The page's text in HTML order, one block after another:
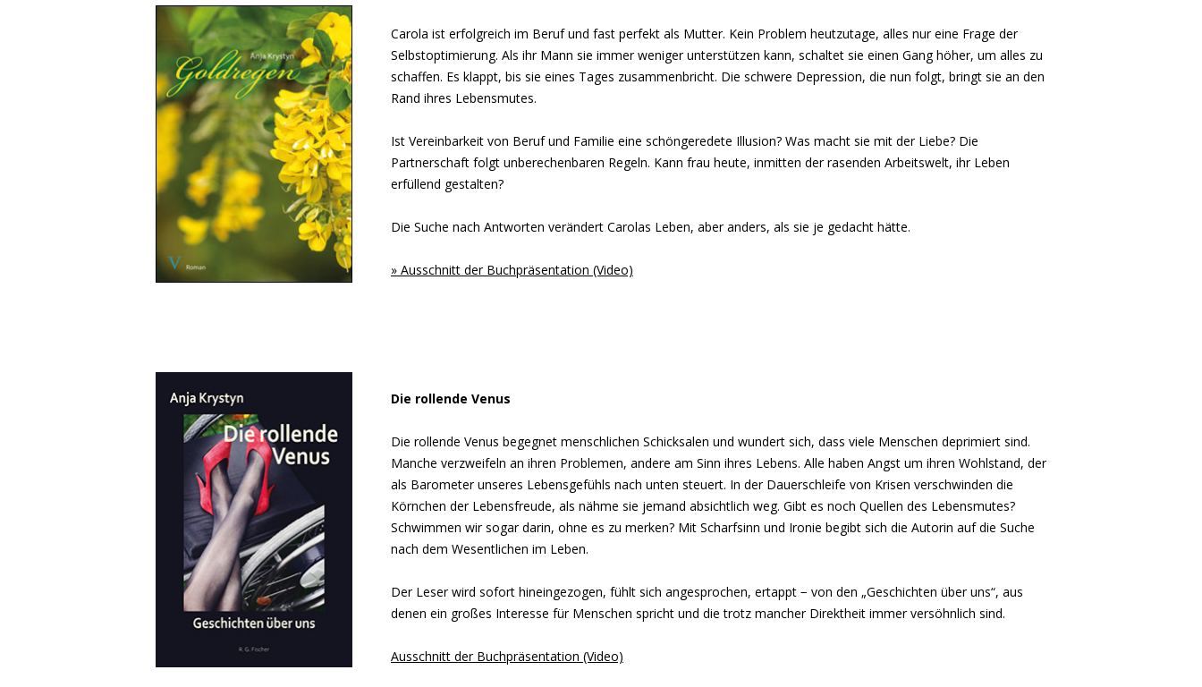
Carola ist erfolgreich im Beruf und fast perfekt als Mutter. Kein Problem heutzutage, alles nur eine Frage der
Selbstoptimierung. Als ihr Mann sie immer weniger unterstützen kann, schaltet sie einen Gang höher, um alles zu
schaffen. Es klappt, bis sie eines Tages zusammenbricht. Die schwere Depression, die nun folgt, bringt sie an den
Rand ihres Lebensmutes.
Ist Vereinbarkeit von Beruf und Familie eine schöngeredete Illusion? Was macht sie mit der Liebe? Die
Partnerschaft folgt unberechenbaren Regeln. Kann frau heute, inmitten der rasenden Arbeitswelt, ihr Leben
erfüllend gestalten?
Die Suche nach Antworten verändert Carolas Leben, aber anders, als sie je gedacht hätte.
» Ausschnitt der Buchpräsentation (Video)
Die rollende Venus
Die rollende Venus begegnet menschlichen Schicksalen und wundert sich, dass viele Menschen deprimiert sind.
Manche verzweifeln an ihren Problemen, andere am Sinn ihres Lebens. Alle haben Angst um ihren Wohlstand, der
als Barometer unseres Lebensgefühls nach unten steuert. In der Dauerschleife von Krisen verschwinden die
Körnchen der Lebensfreude, als nähme sie jemand absichtlich weg. Gibt es noch Quellen des Lebensmutes?
Schwimmen wir sogar darin, ohne es zu merken? Mit Scharfsinn und Ironie begibt sich die Autorin auf die Suche
nach dem Wesentlichen im Leben.
Der Leser wird sofort hineingezogen, fühlt sich angesprochen, ertappt − von den „Geschichten über uns“, aus
denen ein großes Interesse für Menschen spricht und die trotz mancher Direktheit immer versöhnlich sind.
Ausschnitt der Buchpräsentation (Video)